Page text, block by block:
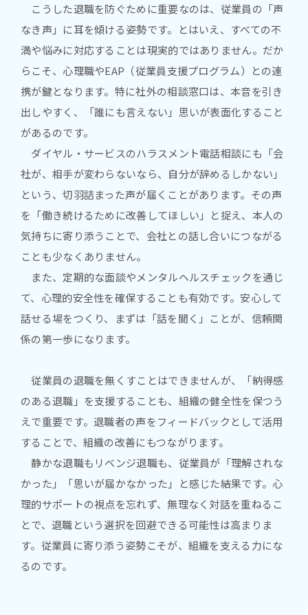
こうした退職を防ぐために重要なのは、従業員の「声
なき声」に耳を傾ける姿勢です。とはいえ、すべての不
満や悩みに対応することは現実的ではありません。だか
らこそ、心理職やEAP（従業員支援プログラム）との連
携が鍵となります。特に社外の相談窓口は、本音を引き
出しやすく、「誰にも言えない」思いが表面化すること
があるのです。
ダイヤル・サービスのハラスメント電話相談にも「会
社が、相手が変わらないなら、自分が辞めるしかない」
という、切羽詰まった声が届くことがあります。その声
を「働き続けるために改善してほしい」と捉え、本人の
気持ちに寄り添うことで、会社との話し合いにつながる
ことも少なくありません。
また、定期的な面談やメンタルヘルスチェックを通じ
て、心理的安全性を確保することも有効です。安心して
話せる場をつくり、まずは「話を聞く」ことが、信頼関
係の第一歩になります。
従業員の退職を無くすことはできませんが、「納得感
のある退職」を支援することも、組織の健全性を保つう
えで重要です。退職者の声をフィードバックとして活用
することで、組織の改善にもつながります。
静かな退職もリベンジ退職も、従業員が「理解されな
かった」「思いが届かなかった」と感じた結果です。心
理的サポートの視点を忘れず、無理なく対話を重ねるこ
とで、退職という選択を回避できる可能性は高まりま
す。従業員に寄り添う姿勢こそが、組織を支える力にな
るのです。